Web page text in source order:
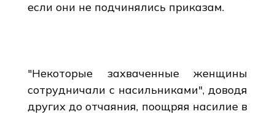
если они не подчинялись приказам.
"Некоторые захваченные женщины
сотрудничали с насильниками", доводя
других до отчаяния, поощряя насилие в